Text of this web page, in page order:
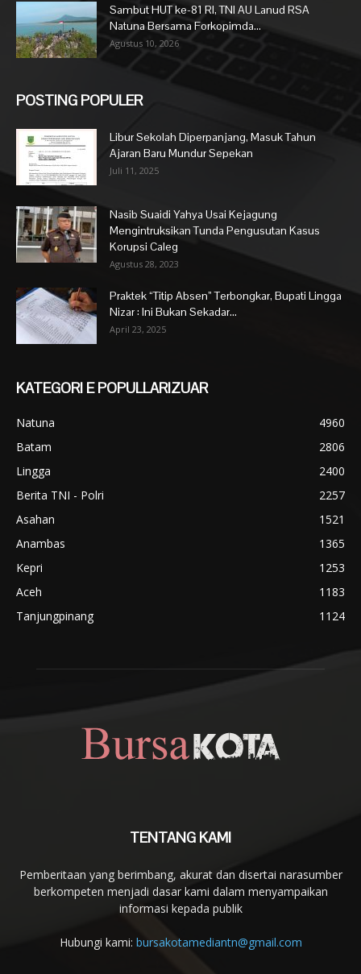
Sambut HUT ke-81 RI, TNI AU Lanud RSA
Natuna Bersama Forkopimda...
Agustus 10, 2026
POSTING POPULER
Libur Sekolah Diperpanjang, Masuk Tahun
Ajaran Baru Mundur Sepekan
Juli 11, 2025
Nasib Suaidi Yahya Usai Kejagung
Mengintruksikan Tunda Pengusutan Kasus
Korupsi Caleg
Agustus 28, 2023
Praktek “Titip Absen” Terbongkar, Bupati Lingga
Nizar : Ini Bukan Sekadar...
April 23, 2025
KATEGORI E POPULLARIZUAR
Natuna
4960
Batam
2806
Lingga
2400
Berita TNI - Polri
2257
Asahan
1521
Anambas
1365
Kepri
1253
Aceh
1183
Tanjungpinang
1124
TENTANG KAMI
Pemberitaan yang berimbang, akurat dan disertai narasumber
berkompeten menjadi dasar kami dalam menyampaikan
informasi kepada publik
Hubungi kami: bursakotamediantn@gmail.com